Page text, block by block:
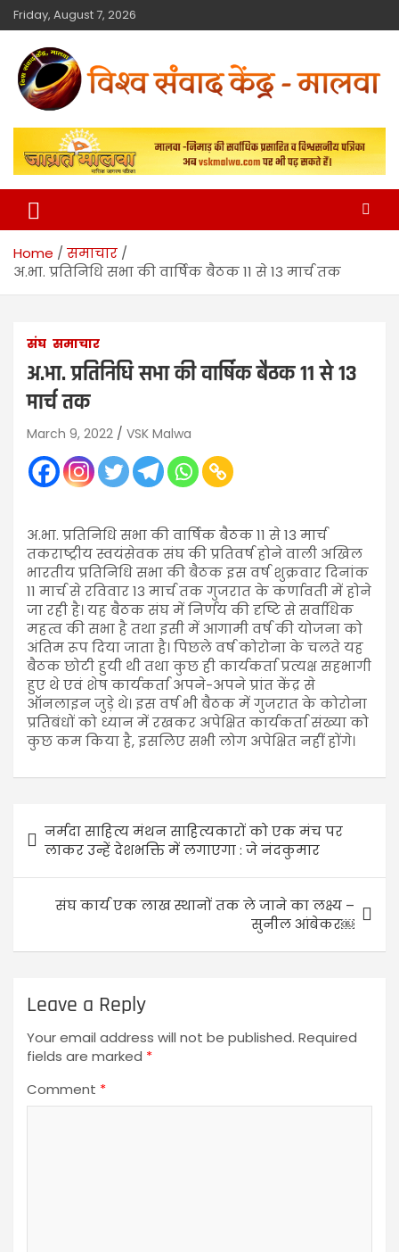
Friday, August 7, 2026
विश्व संवाद केंद्र
मालवा
Home
समाचार
अ.भा. प्रतिनिधि सभा की वार्षिक बैठक 11 से 13 मार्च तक
संघ समाचार
अ.भा. प्रतिनिधि सभा की वार्षिक बैठक 11 से 13
मार्च तक
March 9, 2022 VSK Malwa
अ.भा. प्रतिनिधि सभा की वार्षिक बैठक 11 से 13 मार्च
तकराष्ट्रीय स्वयंसेवक संघ की प्रतिवर्ष होने वाली अखिल
भारतीय प्रतिनिधि सभा की बैठक इस वर्ष शुक्रवार दिनांक
11 मार्च से रविवार 13 मार्च तक गुजरात के कर्णावती में होने
जा रही है। यह बैठक संघ में निर्णय की दृष्टि से सर्वाधिक
महत्व की सभा है तथा इसी में आगामी वर्ष की योजना को
अंतिम रूप दिया जाता है। पिछले वर्ष कोरोना के चलते यह
बैठक छोटी हुयी थी तथा कुछ ही कार्यकर्ता प्रत्यक्ष सहभागी
हुए थे एवं शेष कार्यकर्ता अपने-अपने प्रांत केंद्र से
ऑनलाइन जुड़े थे। इस वर्ष भी बैठक में गुजरात के कोरोना
प्रतिबंधों को ध्यान में रखकर अपेक्षित कार्यकर्ता संख्या को
कुछ कम किया है, इसलिए सभी लोग अपेक्षित नहीं होंगे।
नर्मदा साहित्य मंथन साहित्यकारों को एक मंच पर
लाकर उन्हें देशभक्ति में लगाएगा : जे नंदकुमार
संघ कार्य एक लाख स्थानों तक ले जाने का लक्ष्य –
सुनील आंबेकर￼
Leave a Reply
Your email address will not be published. Required
fields are marked *
Comment *